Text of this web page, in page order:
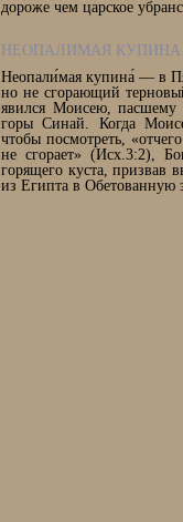
дороже чем царское
НЕОПАЛИМАЯ КУПИНА
Неопали́мая купина́ — в
но не сгорающий
явился Моисею, пасшему
горы Синай. Когда
чтобы посмотреть,
не сгорает» (Исх.3:2),
горящего куста, призвав
из Египта в Обетованную